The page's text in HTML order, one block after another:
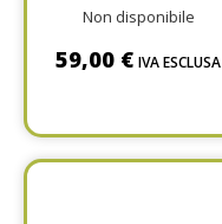
Non disponibile
59,00 € IVA ESCLUSA